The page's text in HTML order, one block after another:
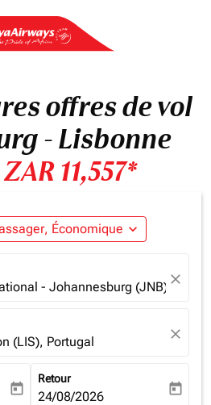
offres de vol
- Lisbonne
ZAR 11,557*
Économique expand_more
- Johannesburg (JNB),close
(LIS), Portugal close
date-aria-label
today
Retour
fc-booking-return-date-aria-
24/08/2026 today